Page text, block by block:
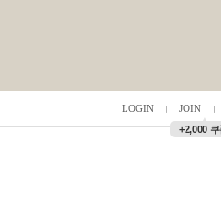
LOGIN JOIN
▲
+2,000